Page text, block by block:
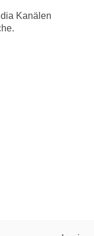
Kanälen